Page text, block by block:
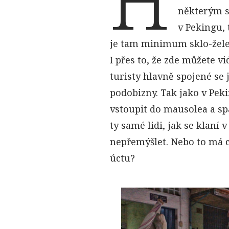
některým
v Pekingu,
je tam minimum sklo-
I přes to, že zde můžete
turisty hlavně spojené se
podobizny. Tak jako v
vstoupit do mausolea a
ty samé lidi, jak se klaní
nepřemýšlet. Nebo to
úctu?